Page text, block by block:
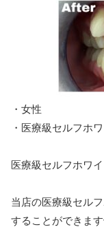
・女性
・医療級セルフホ
医療級セルフホワ
当店の医療級セル
することができま